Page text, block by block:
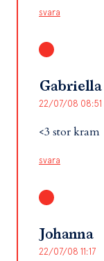
svara
Gabriella
22/07/08 08:51
<3 stor kram
svara
Johanna
22/07/08 11:17